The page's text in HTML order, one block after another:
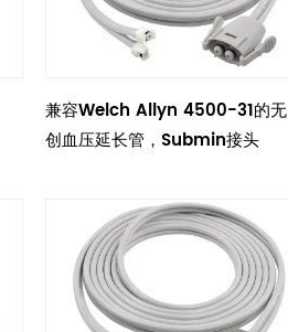
兼容Welch Allyn 4500-31的无
创血压延长管，Submin接头